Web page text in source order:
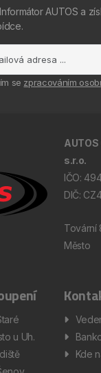
AUTOS a
se zpracováním
s.r.o.
IČO:
DIČ:
Tovární
Město
u Uh.
Kde